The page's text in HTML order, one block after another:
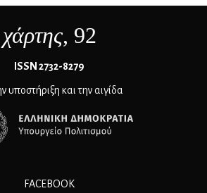
χάρτης, 92
ΙSSN 2732-8279
υποστήριξη και την αιγίδα
FACEBOOK